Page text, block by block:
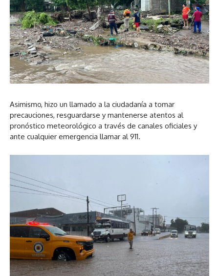
Asimismo, hizo un llamado a la ciudadanía a tomar
precauciones, resguardarse y mantenerse atentos al
pronóstico meteorológico a través de canales oficiales y
ante cualquier emergencia llamar al 911.